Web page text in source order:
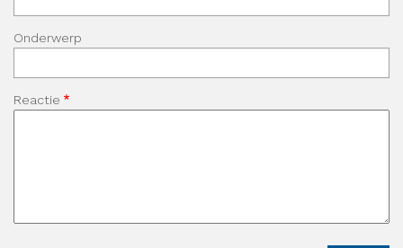
Onderwerp
Reactie